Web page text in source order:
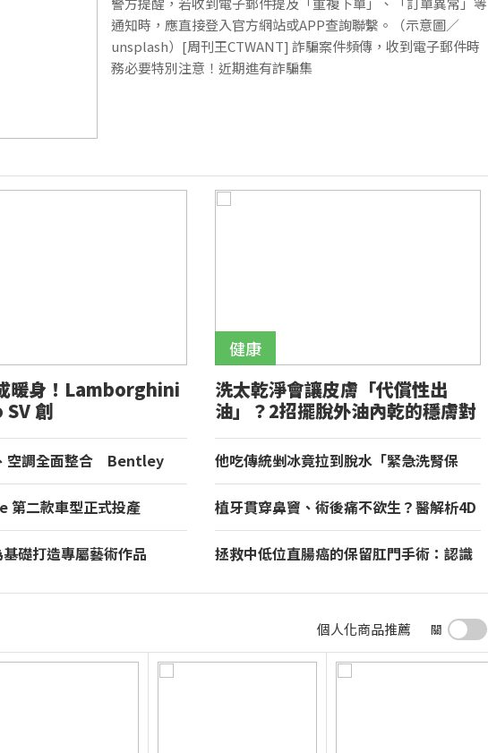
通知時，應直接登入官方網站或APP查詢聯繫。（示意圖／
unsplash）[周刊王CTWANT] 詐騙案件頻傳，收到電子郵件時
務必要特別注意！近期進有詐騙集
暖身！Lamborghini
創
量產車最快單
空調全面整合 Bentley
第二款車型正式投產
礎打造專屬藝術作品
洗太乾淨會讓皮膚「代償性出
油」？2招擺脫外油內乾的穩膚對
策
他吃傳統剉冰竟拉到脫水「緊急洗腎保
植牙貫穿鼻竇、術後痛不欲生？醫解析4D
拯救中低位直腸癌的保留肛門手術：認識
個人化商品推薦 關